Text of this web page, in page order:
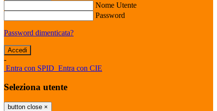
Nome Utente
Password
Password dimenticata?
-
Entra con SPID Entra con CIE
Seleziona utente
button close ×